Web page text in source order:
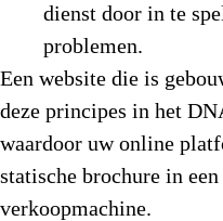
dienst door in te
problemen.
Een website die is
deze principes in het
waardoor uw online
statische brochure in
verkoopmachine.